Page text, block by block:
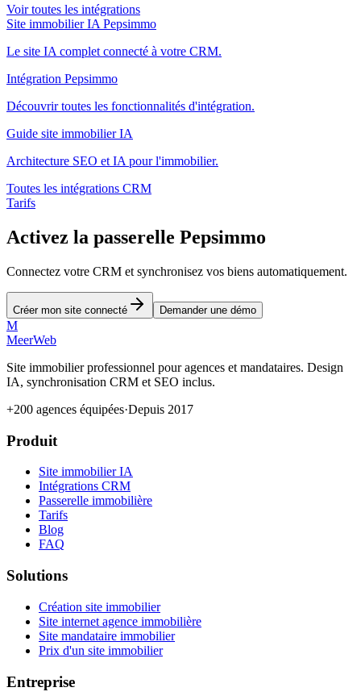
Voir toutes les intégrations
Site immobilier IA Pepsimmo
Le site IA complet connecté à votre CRM.
Intégration Pepsimmo
Découvrir toutes les fonctionnalités d'intégration.
Guide site immobilier IA
Architecture SEO et IA pour l'immobilier.
Toutes les intégrations CRM
Tarifs
Activez la passerelle Pepsimmo
Connectez votre CRM et synchronisez vos biens automatiquement.
Créer mon site connecté Demander une démo
M
MeerWeb
Site immobilier professionnel pour agences et mandataires. Design
IA, synchronisation CRM et SEO inclus.
+200 agences équipées·Depuis 2017
Produit
Site immobilier IA
Intégrations CRM
Passerelle immobilière
Tarifs
Blog
FAQ
Solutions
Création site immobilier
Site internet agence immobilière
Site mandataire immobilier
Prix d'un site immobilier
Entreprise